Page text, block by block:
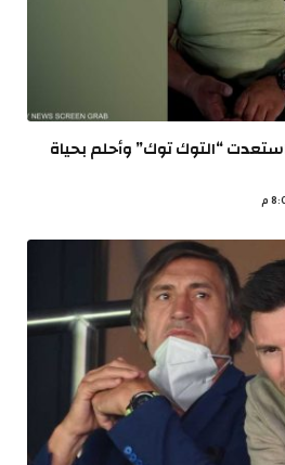
“التوك توك” وأحلم بحياة